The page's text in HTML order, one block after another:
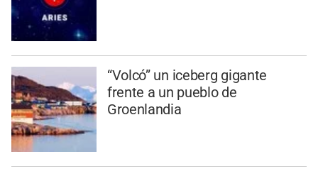
“Volcó” un iceberg gigante
frente a un pueblo de
Groenlandia